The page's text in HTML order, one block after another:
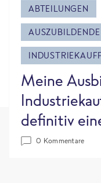
ABTEILUNGEN
AUSZUBILDENDE
Meine
definitiv
0 Kommentare